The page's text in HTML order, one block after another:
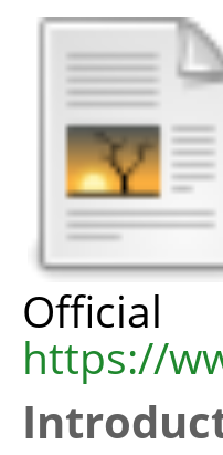
https://